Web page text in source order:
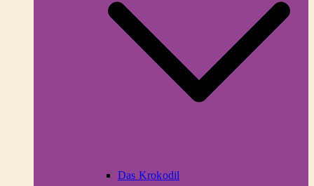
Das Krokodil